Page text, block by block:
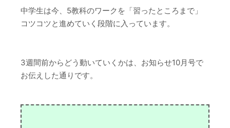
中学生は今、5教科のワークを「習ったところまで」
コツコツと進めていく段階に入っています。
3週間前からどう動いていくかは、お知らせ10月号で
お伝えした通りです。